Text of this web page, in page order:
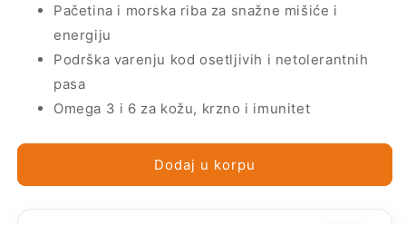
Piemonte
Supreme
–
morska
Piemonte
–
morska
Pačetina i morska riba za snažne mišiće i
energiju
Podrška varenju kod osetljivih i netolerantnih
pasa
Omega 3 i 6 za kožu, krzno i imunitet
Dodaj u korpu